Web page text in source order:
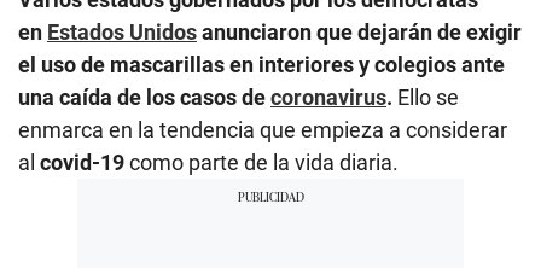
en Estados Unidosanunciaron que dejarán de exigir
el uso de mascarillas en interiores y colegios ante
una caída de los casos decoronavirus. Ello se
enmarca en la tendencia que empieza a considerar
al covid-19como parte de la vida diaria.